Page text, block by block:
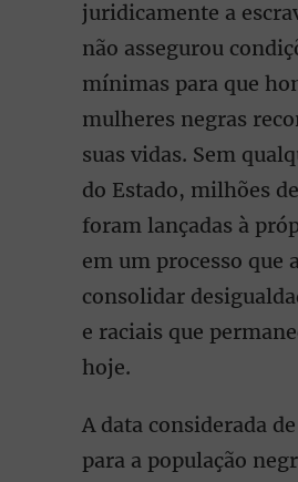
juridicamente a
não assegurou
mínimas para que
mulheres negras
suas vidas. Sem
do Estado, milhões
foram lançadas à
em um processo que
consolidar
e raciais que
hoje.
A data considerada
para a população